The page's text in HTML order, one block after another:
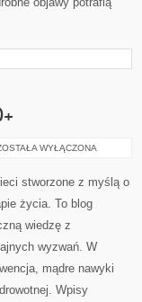
30+,
WYŁĄCZONA
stworzone z myślą o
życia. To blog
wiedzę z
wyzwań. W
mądre nawyki
Wpisy